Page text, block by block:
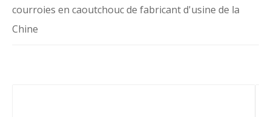
courroies en caoutchouc de fabricant d'usine de la
Chine